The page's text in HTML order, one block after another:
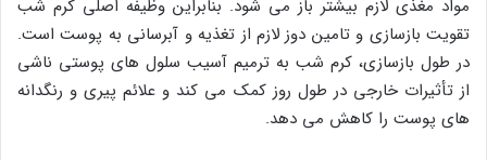
مواد مغذی لازم بیشتر باز می شود. بنابراین وظیفه اصلی کرم شب
تقویت بازسازی و تامین دوز لازم از تغذیه و آبرسانی به پوست است.
در طول بازسازی، کرم شب به ترمیم آسیب سلول های پوستی ناشی
از تأثیرات خارجی در طول روز کمک می کند و علائم پیری و رنگدانه
های پوست را کاهش می دهد.